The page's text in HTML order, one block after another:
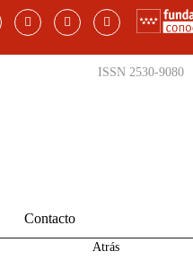
ISSN 2530-9080
Contacto
Atrás